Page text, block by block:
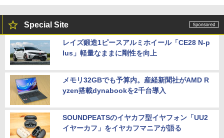
Special Site
レイズ鍛造1ピースアルミホイール「CE28 N-p
lus」軽量なままに剛性を向上
メモリ32GBでも予算内。産経新聞社がAMD R
yzen搭載dynabookを2千台導入
SOUNDPEATSのイヤカフ型イヤフォン「UU2
イヤーカフ」をイヤカフマニアが語る